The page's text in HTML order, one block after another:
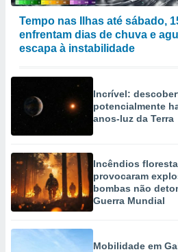
Tempo nas Ilhas até sábado,
enfrentam dias de chuva e
escapa à instabilidade
Incrível:
potencialmente
anos-luz da Terra
Incêndios
provocaram
bombas não
Guerra Mundial
Mobilidade em